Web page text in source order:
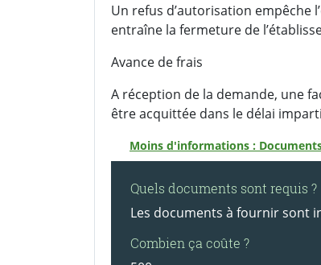
Un refus d’autorisation empêche
entraîne la fermeture de
Avance de frais
A réception de la demande, une
être acquittée dans le délai
Moins d'informations :
Quels documents sont requis ?
Les documents à fournir sont
Combien ça coûte ?